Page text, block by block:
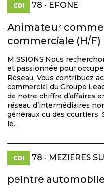
CDI 78 - EPONE
Animateur
commerciale (H/F)
MISSIONS Nous
et passionnée pour
Réseau. Vous contribuez
commercial du Groupe
de notre chiffre d’affaires
réseau d’intermédiaires
généraux ou des courtiers.
le…
CDI 78 - MEZIERES
peintre